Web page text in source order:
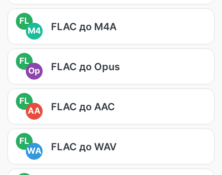
FL
M4
FLAC до M4A
FL
Op
FLAC до Opus
FL
AA
FLAC до AAC
FL
WA
FLAC до WAV